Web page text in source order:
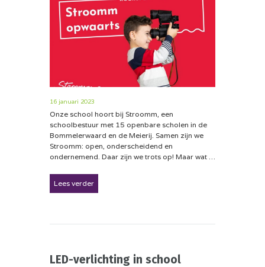
16 januari 2023
Onze school hoort bij Stroomm, een
schoolbestuur met 15 openbare scholen in de
Bommelerwaard en de Meierij. Samen zijn we
Stroomm: open, onderscheidend en
ondernemend. Daar zijn we trots op! Maar wat …
Lees verder
LED-verlichting in school